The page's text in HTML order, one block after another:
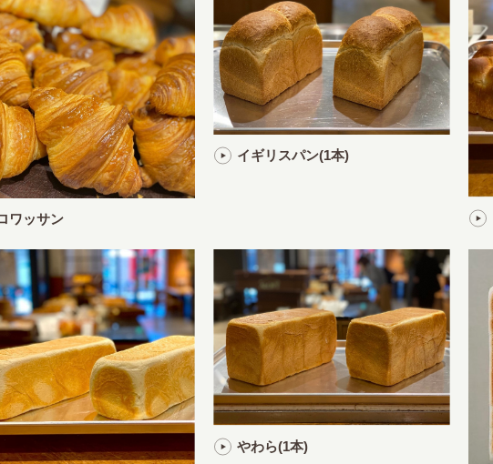
ワッサン
イギリスパン(1本)
やわら(1本)